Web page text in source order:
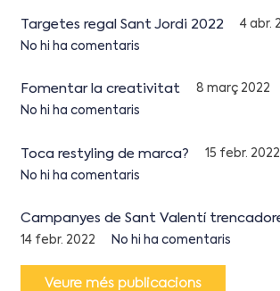
Targetes regal Sant Jordi 2022
4 abr.
No hi ha comentaris
Fomentar la creativitat
8 març 2022
No hi ha comentaris
Toca restyling de marca?
15 febr. 2022
No hi ha comentaris
Campanyes de Sant Valentí
14 febr. 2022 No hi ha comentaris
Veure més publicacions